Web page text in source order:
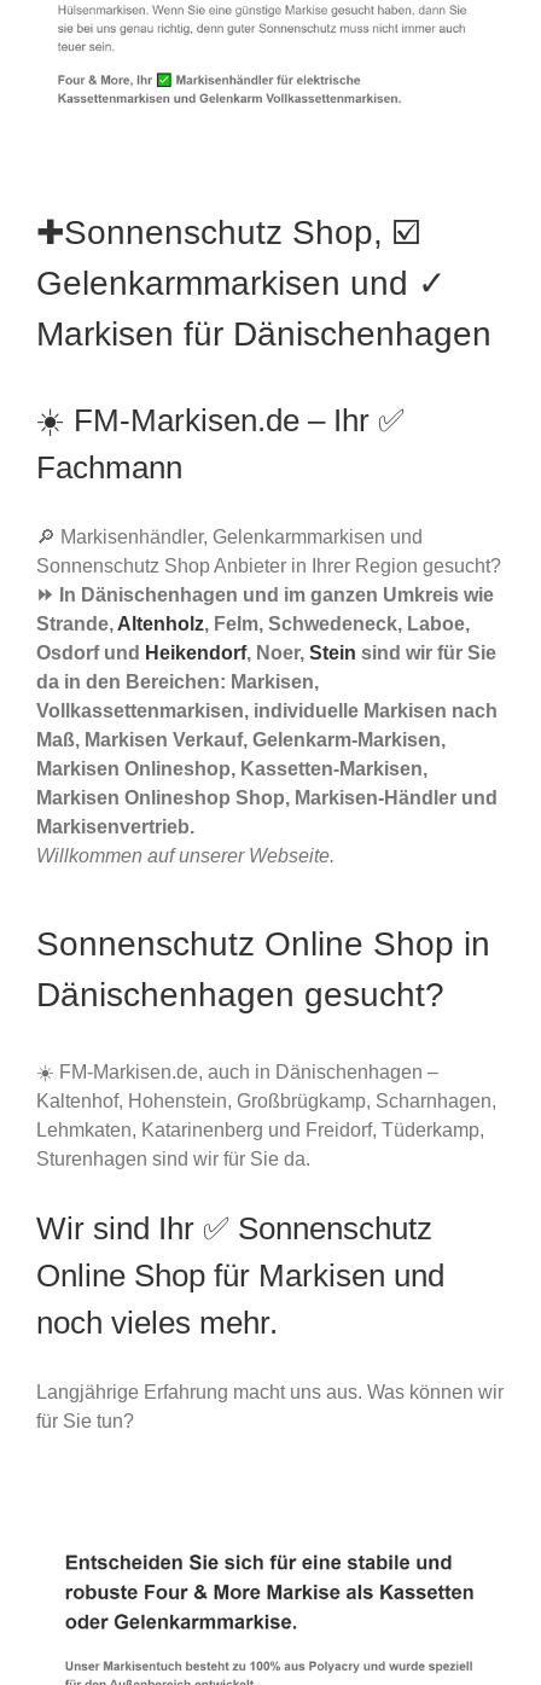
✚Sonnenschutz Shop, ☑️
Gelenkarmmarkisen und ✓
Markisen für Dänischenhagen
☀️ FM-Markisen.de – Ihr ✅
Fachmann
🔎 Markisenhändler, Gelenkarmmarkisen und
Sonnenschutz Shop Anbieter in Ihrer Region gesucht?
⏩ In Dänischenhagen und im ganzen Umkreis wie
Strande, Altenholz, Felm, Schwedeneck, Laboe,
Osdorf und Heikendorf, Noer, Stein sind wir für Sie
da in den Bereichen: Markisen,
Vollkassettenmarkisen, individuelle Markisen nach
Maß, Markisen Verkauf, Gelenkarm-Markisen,
Markisen Onlineshop, Kassetten-Markisen,
Markisen Onlineshop Shop, Markisen-Händler und
Markisenvertrieb.
Willkommen auf unserer Webseite.
Sonnenschutz Online Shop in
Dänischenhagen gesucht?
☀️ FM-Markisen.de, auch in Dänischenhagen –
Kaltenhof, Hohenstein, Großbrügkamp, Scharnhagen,
Lehmkaten, Katarinenberg und Freidorf, Tüderkamp,
Sturenhagen sind wir für Sie da.
Wir sind Ihr ✅ Sonnenschutz
Online Shop für Markisen und
noch vieles mehr.
Langjährige Erfahrung macht uns aus. Was können wir
für Sie tun?